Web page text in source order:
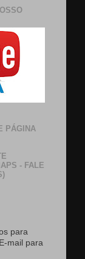
PÁGINA
- FALE
para
mail para